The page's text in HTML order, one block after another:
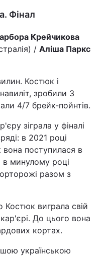
Фінал
Крейчикова
/ Аліша Паркс
Костюк і
зробили 3
4/7 брейк-пойнтів.
зіграла у фіналі
в 2021 році
поступилася в
в минулому році
разом з
Костюк виграла свій
До цього вона
кортах.
українською